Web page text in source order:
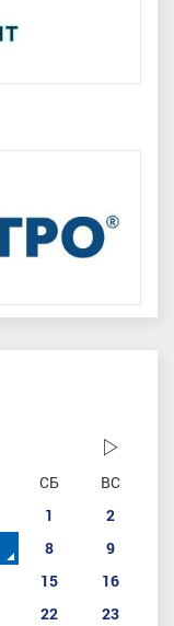
СБ
ВС
1
2
8
9
15
16
22
23